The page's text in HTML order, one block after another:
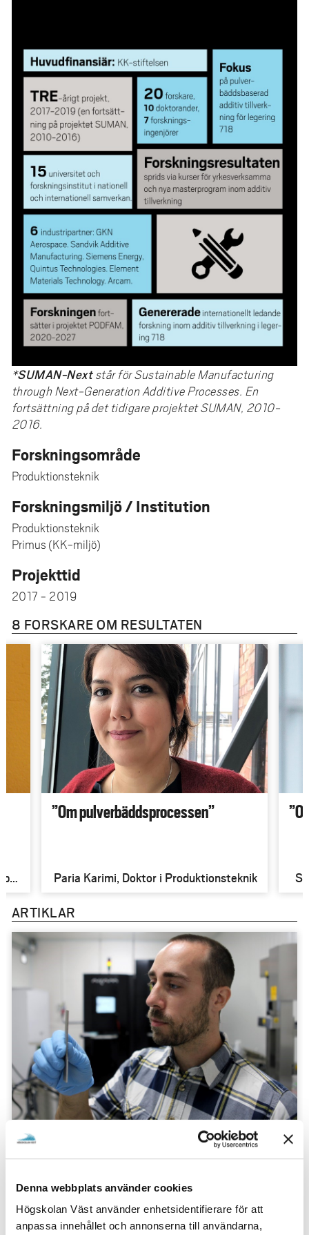
Denna webbplats använder cookies
Högskolan Väst använder enhetsidentifierare för att
anpassa innehållet och annonserna till användarna,
*SUMAN-Nextstår för Sustainable Manufacturing
through Next-Generation Additive Processes. En
fortsättning på det tidigare projektet SUMAN, 2010-
2016.
Forskningsområde
Produktionsteknik
Forskningsmiljö / Institution
Produktionsteknik
Primus (KK-miljö)
Projekttid
2017 - 2019
8 FORSKARE OM RESULTATEN
”Om pulverbäddsprocessen”
Paria Karimi, Doktor i Produktionsteknik
ARTIKLAR
Världsledande forskning inom additiv
tillverkning med pulverbädd
På bara tre år har Högskolan Västs forskarteam
tillverkning med pulverbädd för legeringen 718.